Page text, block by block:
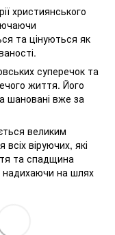
християнського
та цінуються як
суперечок та
життя. Його
шановані вже за
великим
віруючих, які
та спадщина
на шлях